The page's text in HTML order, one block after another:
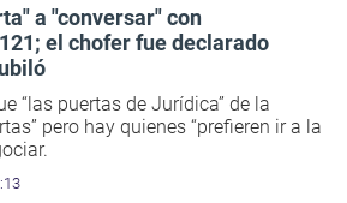
a "conversar" con
el chofer fue declarado
“las puertas de Jurídica” de la
pero hay quienes “prefieren ir a la